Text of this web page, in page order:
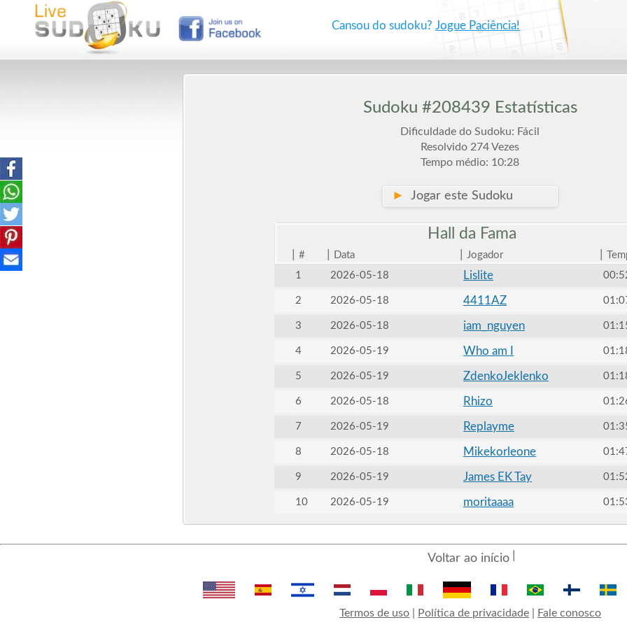
Cansou do sudoku?Jogue Paciência!
Sudoku #208439 Estatísticas
Dificuldade do Sudoku: Fácil
Resolvido 274 Vezes
Tempo médio: 10:28
► Jogar este Sudoku
Hall da Fama
# Data Jogador
1
2026-05-18 Lislite
2 2026-05-18 4411AZ
3 2026-05-18 iam_nguyen
4 2026-05-19 Who am I
5 2026-05-19 ZdenkoJeklenko
6 2026-05-18 Rhizo
7 2026-05-19 Replayme
8 2026-05-18 Mikekorleone
9 2026-05-19 James EK Tay
10 2026-05-19 moritaaaa
Voltar ao início
Termos de uso| Política de privacidade| Fale conosco